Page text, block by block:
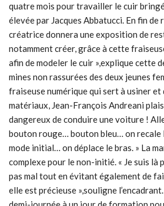
quatre mois pour travailler le cuir
élevée par Jacques Abbatucci. En fin de
créatrice donnera une exposition de
notamment créer, grâce à cette
afin de modeler le cuir »,explique cette
mines non rassurées des deux jeunes
fraiseuse numérique qui sert à usiner et
matériaux, Jean-François Andreani
dangereux de conduire une voiture !
bouton rouge… bouton bleu… on recale
mode initial… on déplace le bras. » La
complexe pour le non-initié. « Je suis là
pas mal tout en évitant également de
elle est précieuse »,souligne